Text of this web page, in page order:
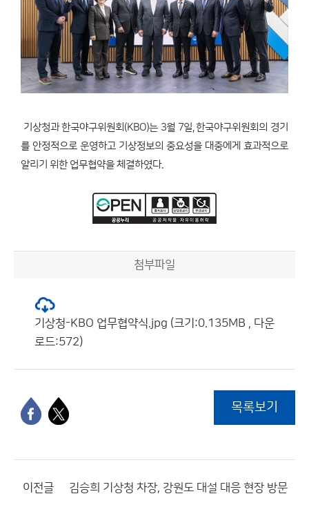
기상청과 한국야구위원회(KBO)는 3월 7일, 한국야구위원회의 경기
를 안정적으로 운영하고 기상정보의 중요성을 대중에게 효과적으로
알리기 위한 업무협약을 체결하였다.
첨부파일
기상청-KBO 업무협약식.jpg (크기:0.135MB , 다운
로드:572)
목록보기
이전글 김승희 기상청 차장, 강원도 대설 대응 현장 방문